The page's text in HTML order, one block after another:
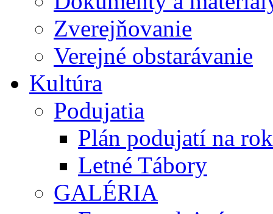
Zverejňovanie
Verejné obstarávanie
Kultúra
Podujatia
Plán podujatí na
Letné Tábory
GALÉRIA